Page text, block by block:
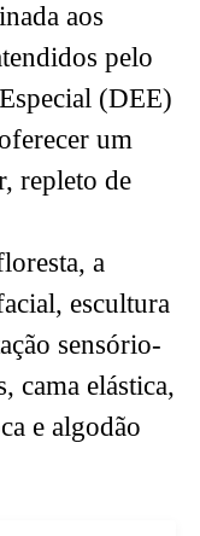
aos
pelo
(DEE)
um
repleto de
a
escultura
sensório-
cama elástica,
e algodão